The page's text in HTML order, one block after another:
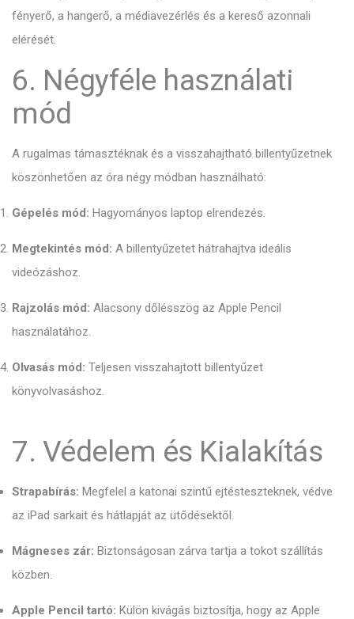
fényerő, a hangerő, a médiavezérlés és a kereső azonnali
elérését.
6. Négyféle használati
mód
A rugalmas támasztéknak és a visszahajtható billentyűzetnek
köszönhetően az óra négy módban használható:
Gépelés mód: Hagyományos laptop elrendezés.
Megtekintés mód: A billentyűzetet hátrahajtva ideális
videózáshoz.
Rajzolás mód: Alacsony dőlésszög az Apple Pencil
használatához.
Olvasás mód: Teljesen visszahajtott billentyűzet
könyvolvasáshoz.
7. Védelem és Kialakítás
Strapabírás: Megfelel a katonai szintű ejtésteszteknek, védve
az iPad sarkait és hátlapját az ütődésektől.
Mágneses zár: Biztonságosan zárva tartja a tokot szállítás
közben.
Apple Pencil tartó: Külön kivágás biztosítja, hogy az Apple